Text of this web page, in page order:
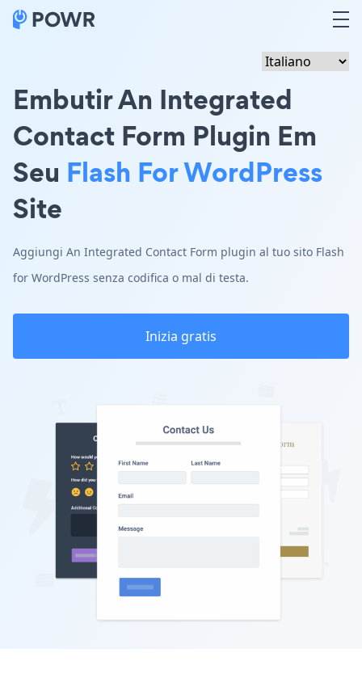
Embutir An Integrated
Contact Form Plugin Em
Seu Flash For WordPress
Site
Aggiungi An Integrated Contact Form plugin al tuo sito Flash
for WordPress senza codifica o mal di testa.
Inizia gratis